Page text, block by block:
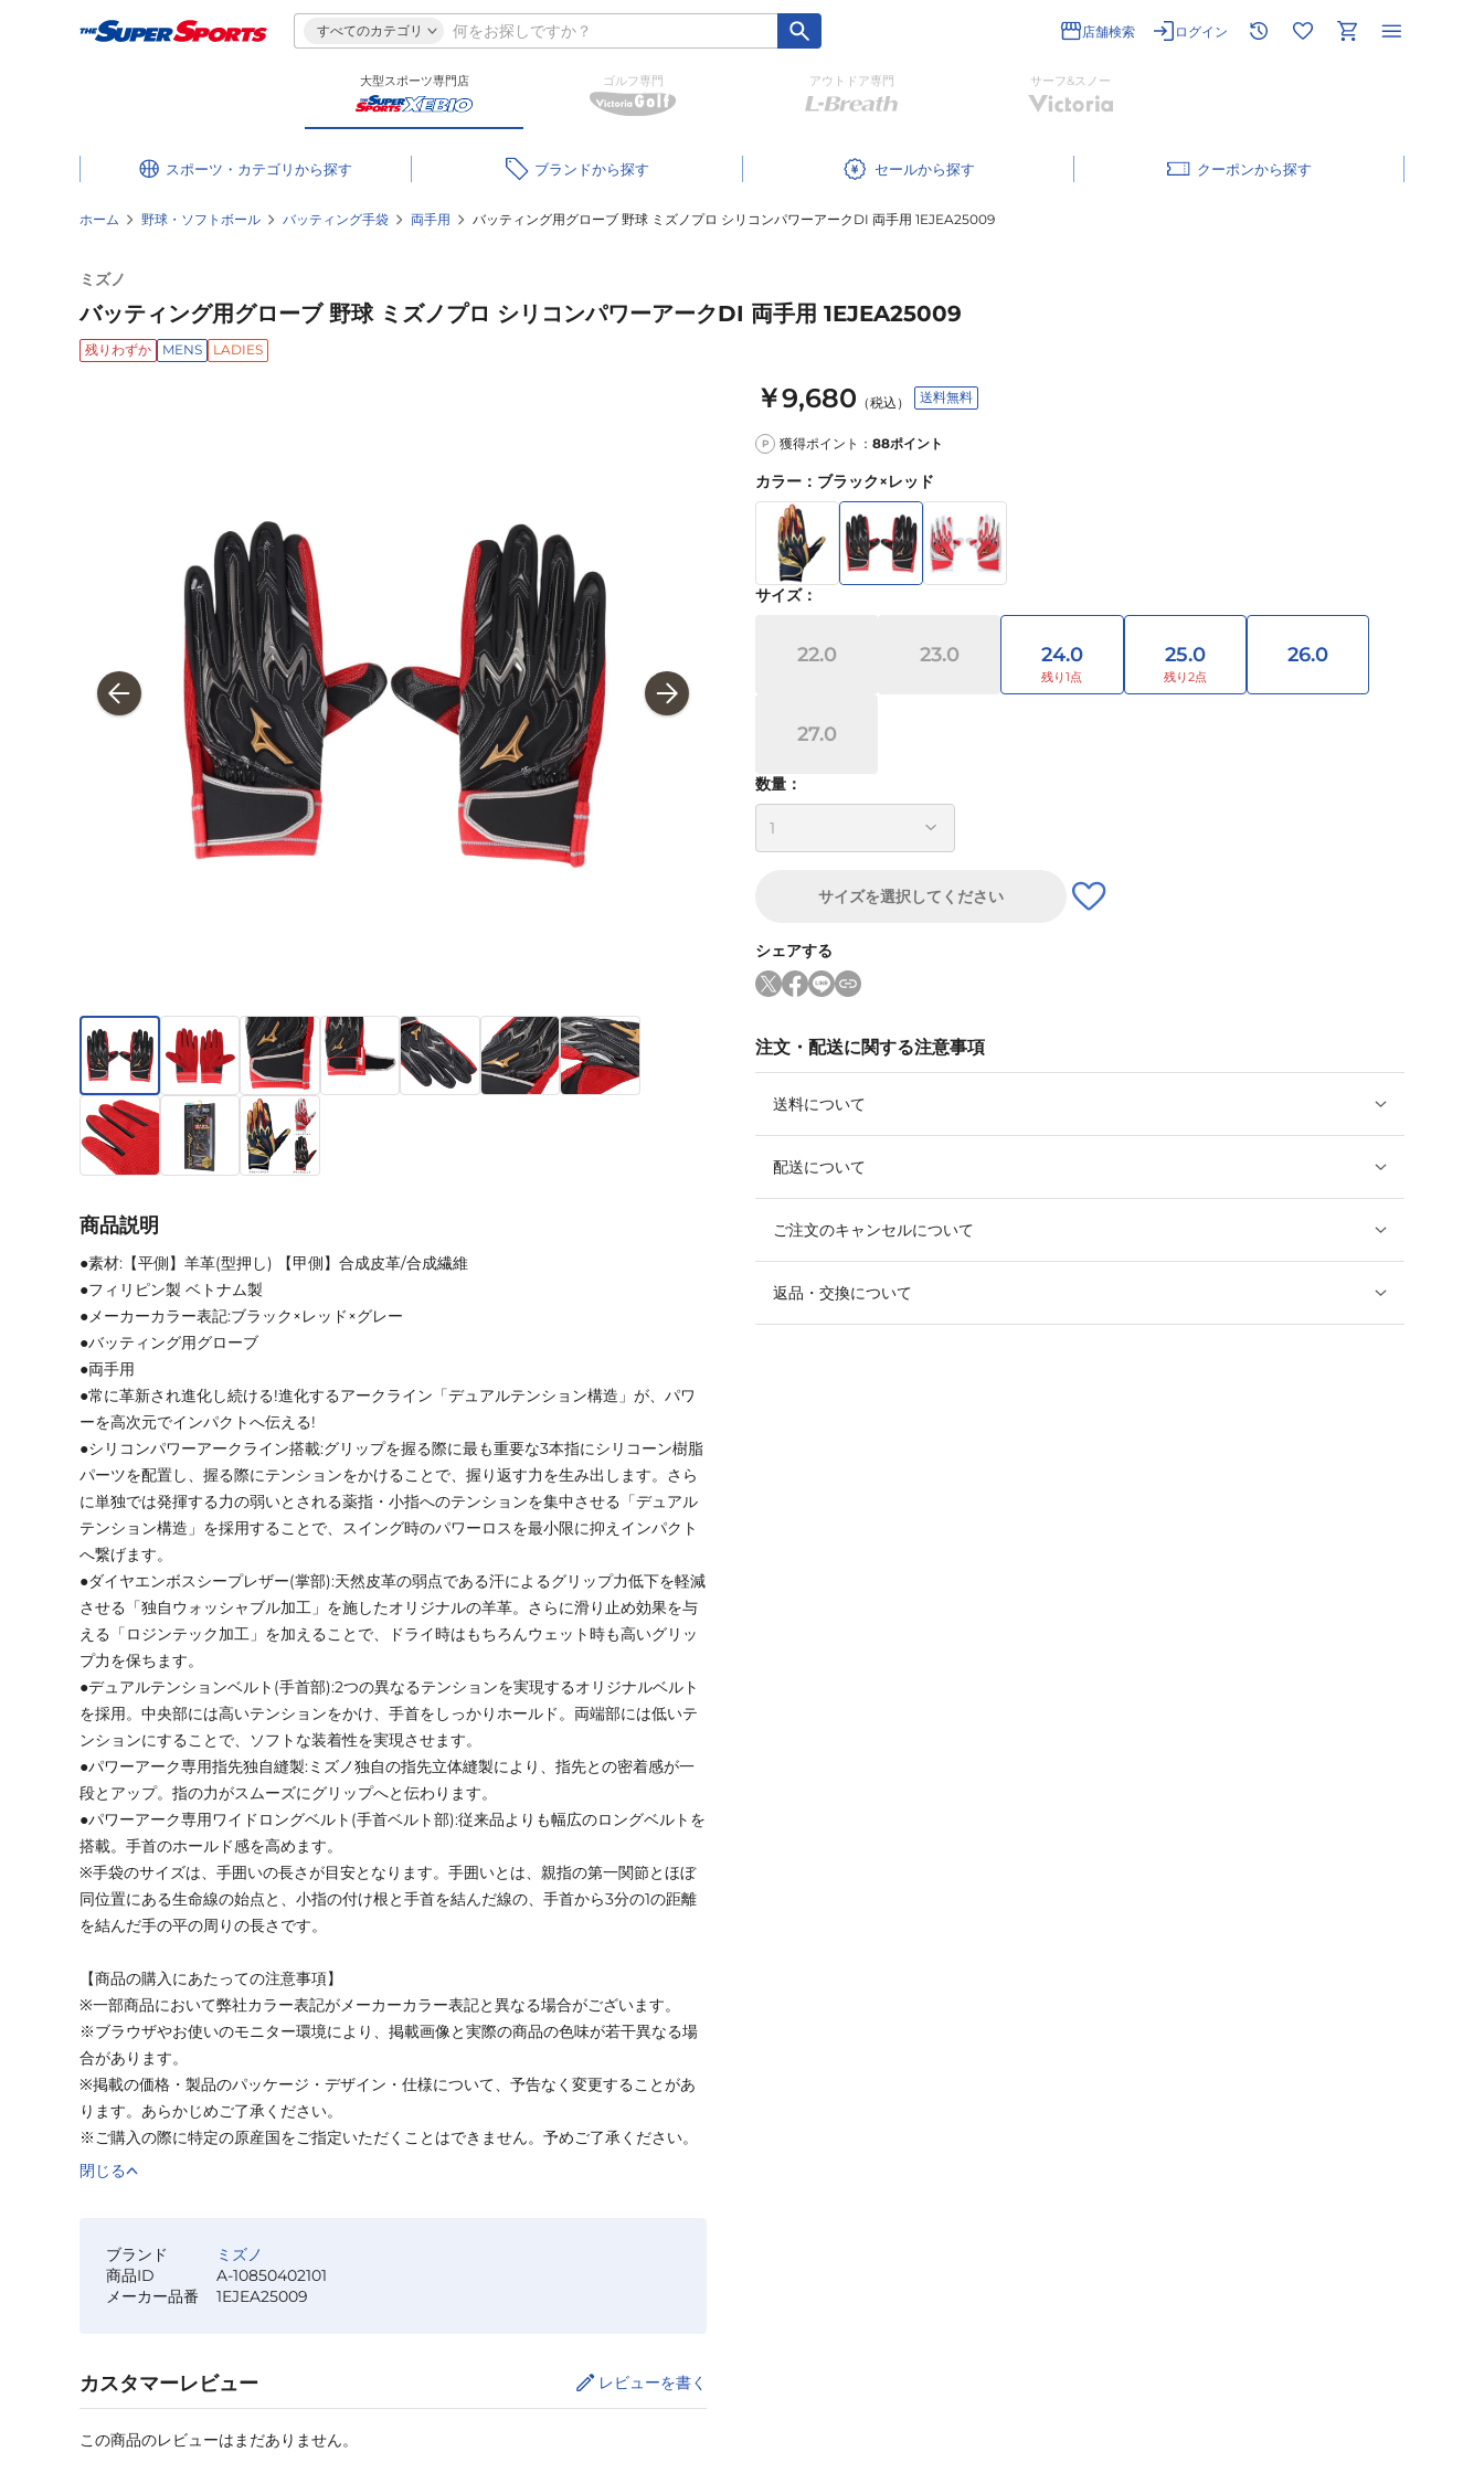
すべてのカテゴリ 店舗検索 ログイン
大型スポーツ専門店 ゴルフ専門 アウトドア専門 サーフ&スノー
スポーツ・カテゴリ ブランド セール クーポン
ホーム 野球・ソフトボール バッティング手袋 両手用 バッティング用グローブ 野球 ミズノプロ シリコンパワーアークDI 両手用 1EJEA25009
ミズノ
バッティング用グローブ 野球 ミズノプロ シリコンパワーアークDI 両手用 1EJEA25009
残りわずか MENS LADIES
￥9,680 （税込） 送料無料
P 獲得ポイント： 88ポイント
カラー ： ブラック×レッド
サイズ：
22.0 23.0 24.0 25.0 26.0
27.0
数量：
サイズを選択してください
シェアする
注文・配送に関する注意事項
送料について
配送について
ご注文のキャンセルについて
返品・交換について
商品説明
●素材:【平側】羊革(型押し) 【甲側】合成皮革/合成繊維
●フィリピン製 ベトナム製
●メーカーカラー表記:ブラック×レッド×グレー
●バッティング用グローブ
●両手用
●常に革新され進化し続ける!進化するアークライン「デュアルテンション構造」が、パワ
ーを高次元でインパクトへ伝える!
●シリコンパワーアークライン搭載:グリップを握る際に最も重要な3本指にシリコーン樹脂
パーツを配置し、握る際にテンションをかけることで、握り返す力を生み出します。さら
に単独では発揮する力の弱いとされる薬指・小指へのテンションを集中させる「デュアル
テンション構造」を採用することで、スイング時のパワーロスを最小限に抑えインパクト
へ繋げます。
●ダイヤエンボスシープレザー(掌部):天然皮革の弱点である汗によるグリップ力低下を軽減
させる「独自ウォッシャブル加工」を施したオリジナルの羊革。さらに滑り止め効果を与
える「ロジンテック加工」を加えることで、ドライ時はもちろんウェット時も高いグリッ
プ力を保ちます。
●デュアルテンションベルト(手首部):2つの異なるテンションを実現するオリジナルベルト
を採用。中央部には高いテンションをかけ、手首をしっかりホールド。両端部には低いテ
ンションにすることで、ソフトな装着性を実現させます。
●パワーアーク専用指先独自縫製:ミズノ独自の指先立体縫製により、指先との密着感が一
段とアップ。指の力がスムーズにグリップへと伝わります。
●パワーアーク専用ワイドロングベルト(手首ベルト部):従来品よりも幅広のロングベルトを
搭載。手首のホールド感を高めます。
※手袋のサイズは、手囲いの長さが目安となります。手囲いとは、親指の第一関節とほぼ
同位置にある生命線の始点と、小指の付け根と手首を結んだ線の、手首から3分の1の距離
を結んだ手の平の周りの長さです。
【商品の購入にあたっての注意事項】
※一部商品において弊社カラー表記がメーカーカラー表記と異なる場合がございます。
※ブラウザやお使いのモニター環境により、掲載画像と実際の商品の色味が若干異なる場
合があります。
※掲載の価格・製品のパッケージ・デザイン・仕様について、予告なく変更することがあ
ります。あらかじめご了承ください。
※ご購入の際に特定の原産国をご指定いただくことはできません。予めご了承ください。
閉じる
ブランド
ミズノ
商品ID
A-10850402101
メーカー品番
1EJEA25009
カスタマーレビュー レビューを書く
この商品のレビューはまだありません。